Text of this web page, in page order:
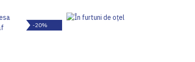
de
Dorinte -20%